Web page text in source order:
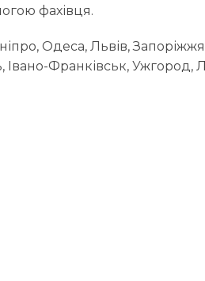
фахівця.
Одеса, Львів,
Франківськ,